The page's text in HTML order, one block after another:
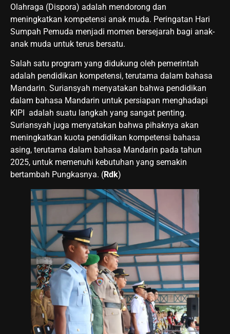
Olahraga (Dispora) adalah mendorong dan
meningkatkan kompetensi anak muda. Peringatan Hari
Sumpah Pemuda menjadi momen bersejarah bagi anak-
anak muda untuk terus bersatu.
Salah satu program yang didukung oleh pemerintah
adalah pendidikan kompetensi, terutama dalam bahasa
Mandarin. Suriansyah menyatakan bahwa pendidikan
dalam bahasa Mandarin untuk persiapan menghadapi
KIPI adalah suatu langkah yang sangat penting.
Suriansyah juga menyatakan bahwa pihaknya akan
meningkatkan kuota pendidikan kompetensi bahasa
asing, terutama dalam bahasa Mandarin pada tahun
2025, untuk memenuhi kebutuhan yang semakin
bertambah Pungkasnya. (Rdk)